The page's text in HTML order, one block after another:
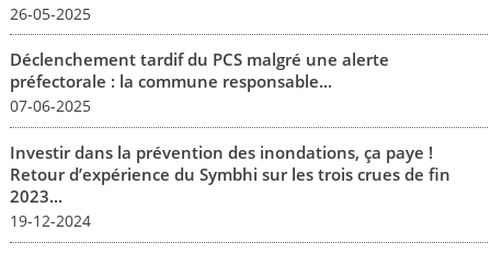
26-05-2025
Déclenchement tardif du PCS malgré une alerte
préfectorale : la commune responsable...
07-06-2025
Investir dans la prévention des inondations, ça paye !
Retour d’expérience du Symbhi sur les trois crues de fin
2023...
19-12-2024